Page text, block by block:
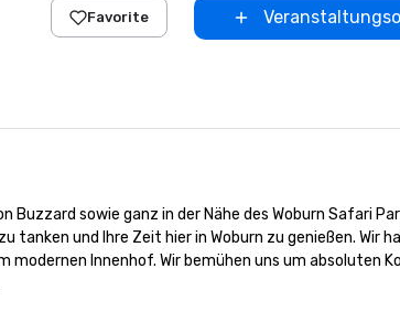
Favorite
sowie ganz in der Nähe des Woburn Safari
und Ihre Zeit hier in Woburn zu genießen. Wir
modernen Innenhof. Wir bemühen uns um absoluten